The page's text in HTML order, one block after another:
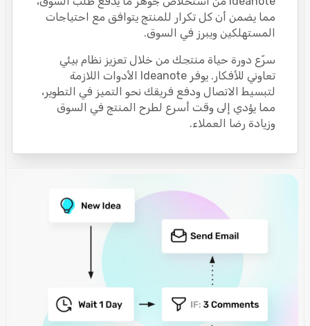
مما يضمن أن كل تكرار للمنتج يتوافق مع احتياجات
المستهلكين ويبرز في السوق.
سرّع دورة حياة منتجك من خلال تعزيز نظام بيئي
تعاوني للأفكار. يوفر Ideanote الأدوات اللازمة
لتبسيط الاتصال ودفع فريقك نحو التميز في التطوير،
مما يؤدي إلى وقت أسرع لطرح المنتج في السوق
وزيادة رضا العملاء.